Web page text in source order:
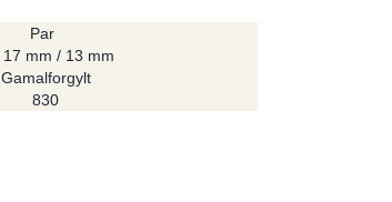
Par
17 mm / 13 mm
Gamal­forgylt
830